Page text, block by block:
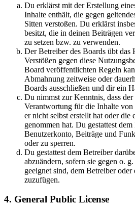
Du erklärst mit der Erstellung
Inhalte enthält, die gegen
Sitten verstoßen. Du erklärst
besitzt, die in deinen Beiträgen
zu setzen bzw. zu verwenden.
Der Betreiber des Boards übt das
Verstößen gegen diese
Board veröffentlichten Regeln
Abmahnung zeitweise oder
Boards ausschließen und dir ein
Du nimmst zur Kenntnis, dass
Verantwortung für die Inhalte
er nicht selbst erstellt hat oder die
genommen hat. Du gestattest
Benutzerkonto, Beiträge und
oder zu sperren.
Du gestattest dem Betreiber
abzuändern, sofern sie gegen o.
geeignet sind, dem Betreiber
zuzufügen.
4. General Public License